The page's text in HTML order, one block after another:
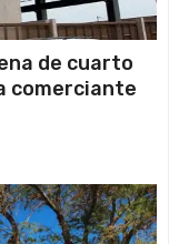
de cuarto
comerciante